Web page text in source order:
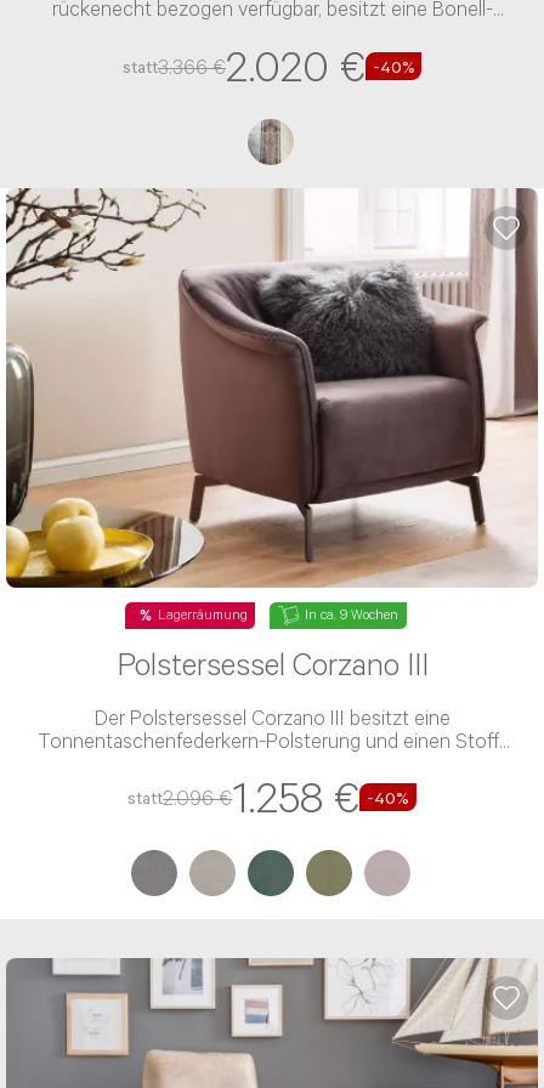
perfekten Ansprechpartner. Bequemer geht’s
Uns erreichen gerade sehr viele Anfragen auf
Beantwortung Deiner Anfrage länger. Wir
geben alles, um Dein Anliegen so schnell wie
Geduld. Falls du bereits eine E-Mail geschrieben
hast, werden wir Dir selbstverständlich
antworten, eine weitere Anfrage ist nicht
erforderlich.
Betreff wählen*
Frau
Vorname*
Nachname*
E-Mail Adresse*
Bitte tragen Sie wenn vorhanden, hier Ihre
Auftragsnummer ein
rückenecht bezogen verfügbar, besitzt eine Bonell-
statt3.366 €2.020 € -40%
Lagerräumung In ca. 9 Wochen
Polstersessel Corzano III
Der Polstersessel Corzano III besitzt eine
Tonnentaschenfederkern-Polsterung und einen Stoff-
statt2.096 €1.258 € -40%